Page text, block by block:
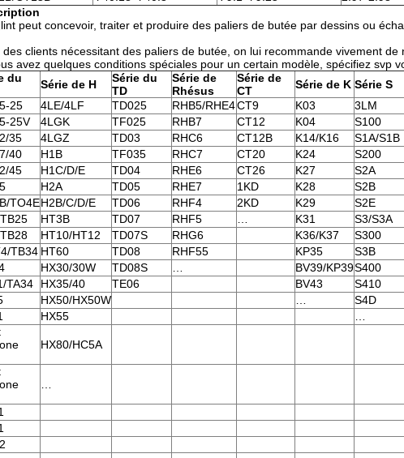
peut concevoir, traiter et produire des paliers de butée par dessins ou
des clients nécessitant des paliers de butée, on lui recommande vivement
avez quelques conditions spéciales pour un certain modèle, spécifiez svp
du
Série de H
Série du
TD
Série de
Rhésus
Série de
CT
Série de K Série S
25
4LE/4LF TD025 RHB5/RHE4CT9 K03
3LM
25V
4LGK TF025 RHB7 CT12 K04
S100
35
4LGZ TD03 RHC6 CT12B K14/K16
S1A/S1B
40
H1B TF035 RHC7 CT20 K24
S200
45
H1C/D/E TD04 RHE6 CT26 K27
S2A
H2A TD05 RHE7 1KD K28
S2B
TO4EH2B/C/D/E TD06 RHF4 2KD K29
S2E
HT3B TD07 RHF5 K31
S3/S3A
HT10/HT12 TD07S RHG6 K36/K37
S300
TB34 HT60 TD08 RHF55 KP35
S3B
HX30/30W TD08S BV39/KP39S400
TA34
HX35/40 TE06 BV43
S410
HX50/HX50W
S4D
HX55
HX80/HC5A